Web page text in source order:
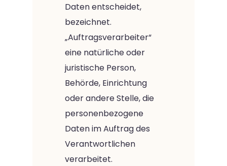
Daten entscheidet,
bezeichnet.
„Auftragsverarbeiter“
eine natürliche oder
juristische Person,
Behörde, Einrichtung
oder andere Stelle, die
personenbezogene
Daten im Auftrag des
Verantwortlichen
verarbeitet.